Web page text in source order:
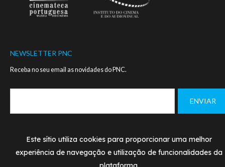
NEWSLETTER PNC
Receba no seu email as novidades do PNC.
Footer
menu
MANUAL DE NORMAS - LOGO PNC CONTACTOS
Este sítio utiliza cookies para proporcionar uma melhor
experiência de navegação e utilização de funcionalidades da